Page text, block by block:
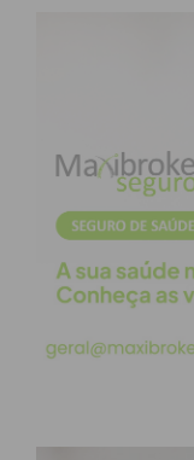
estáveis e
bónus era
Assine
obtenha